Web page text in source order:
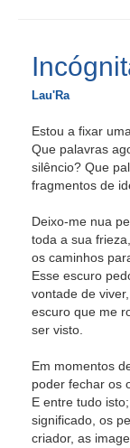
Lau'Ra
Estou a fixar
Que palavras
silêncio? Que
fragmentos de
Deixo-me nua
toda a sua
os caminhos
Esse escuro
vontade de
escuro que me
ser visto.
Em momentos
poder fechar os
E entre tudo
significado, os
criador, as